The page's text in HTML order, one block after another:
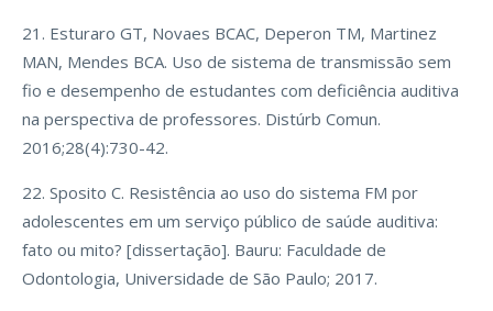
21. Esturaro GT, Novaes BCAC, Deperon TM, Martinez
MAN, Mendes BCA. Uso de sistema de transmissão sem
fio e desempenho de estudantes com deficiência auditiva
na perspectiva de professores. Distúrb Comun.
2016;28(4):730-42.
22. Sposito C. Resistência ao uso do sistema FM por
adolescentes em um serviço público de saúde auditiva:
fato ou mito? [dissertação]. Bauru: Faculdade de
Odontologia, Universidade de São Paulo; 2017.